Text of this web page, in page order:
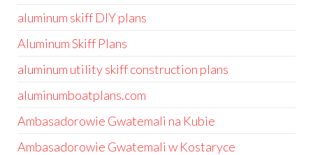
aluminum skiff DIY plans
Aluminum Skiff Plans
aluminum utility skiff construction plans
aluminumboatplans.com
Ambasadorowie Gwatemali na Kubie
Ambasadorowie Gwatemali w Kostaryce